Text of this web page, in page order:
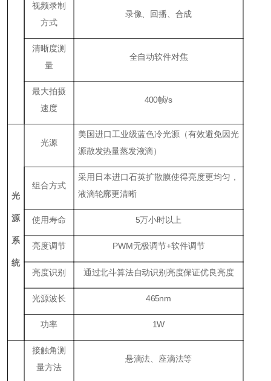
视频录制
方式
录像、回播、合成
清晰度测
量
全自动软件对焦
最大拍摄
速度
400帧/s
光
源
系
统
光源
美国进口工业级蓝色冷光源（有效避免因光
源散发热量蒸发液滴）
组合方式
采用日本进口石英扩散膜使得亮度更均匀，
液滴轮廓更清晰
使用寿命 5万小时以上
亮度调节 PWM无极调节+软件调节
亮度识别 通过北斗算法自动识别亮度保证优良亮度
光源波长 465nm
功率 1W
接触角测
量方法
悬滴法、座滴法等